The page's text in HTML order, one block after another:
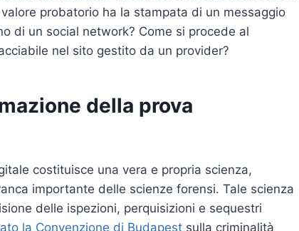
probatorio ha la stampata di un messaggio
di un social network? Come si procede al
nel sito gestito da un provider?
della prova
costituisce una vera e propria scienza,
importante delle scienze forensi. Tale scienza
delle ispezioni, perquisizioni e sequestri
la Convenzione di Budapest sulla criminalità